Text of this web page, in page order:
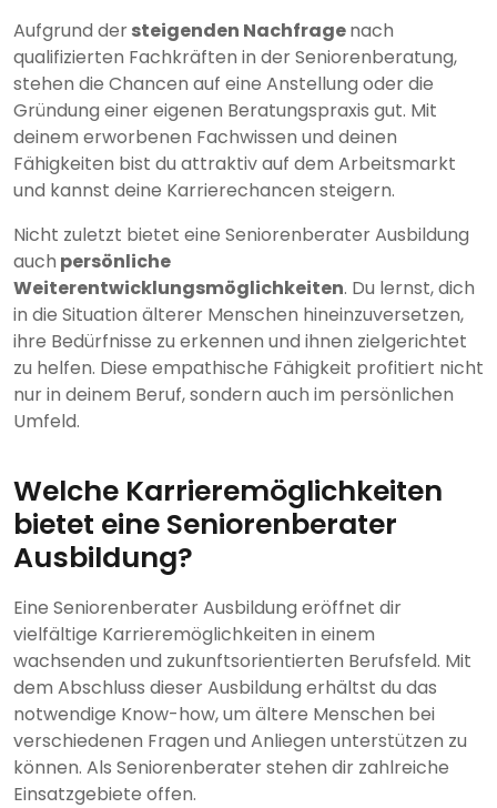
Aufgrund dersteigenden Nachfragenach
qualifizierten Fachkräften in der Seniorenberatung,
stehen die Chancen auf eine Anstellung oder die
Gründung einer eigenen Beratungspraxis gut. Mit
deinem erworbenen Fachwissen und deinen
Fähigkeiten bist du attraktiv auf dem Arbeitsmarkt
und kannst deine Karrierechancen steigern.
Nicht zuletzt bietet eine Seniorenberater Ausbildung
auch persönliche
Weiterentwicklungsmöglichkeiten. Du lernst, dich
in die Situation älterer Menschen hineinzuversetzen,
ihre Bedürfnisse zu erkennen und ihnen zielgerichtet
zu helfen. Diese empathische Fähigkeit profitiert nicht
nur in deinem Beruf, sondern auch im persönlichen
Umfeld.
Welche Karrieremöglichkeiten
bietet eine Seniorenberater
Ausbildung?
Eine Seniorenberater Ausbildung eröffnet dir
vielfältige Karrieremöglichkeiten in einem
wachsenden und zukunftsorientierten Berufsfeld. Mit
dem Abschluss dieser Ausbildung erhältst du das
notwendige Know-how, um ältere Menschen bei
verschiedenen Fragen und Anliegen unterstützen zu
können. Als Seniorenberater stehen dir zahlreiche
Einsatzgebiete offen.